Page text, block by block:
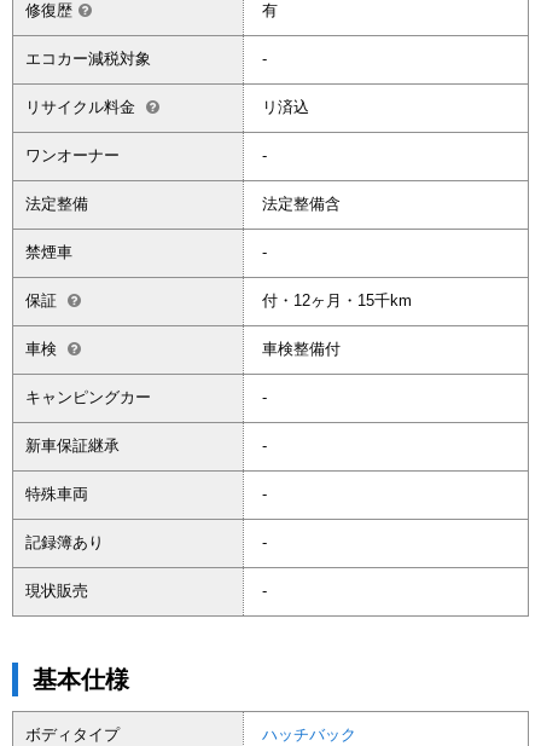
修復歴 有
エコカー減税対象 -
リサイクル料金 リ済込
ワンオーナー -
法定整備 法定整備含
禁煙車 -
保証 付・12ヶ月・15千km
車検 車検整備付
キャンピングカー -
新車保証継承 -
特殊車両 -
記録簿あり -
現状販売 -
基本仕様
ボディタイプ ハッチバック